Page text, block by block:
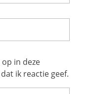
in deze
ik reactie geef.